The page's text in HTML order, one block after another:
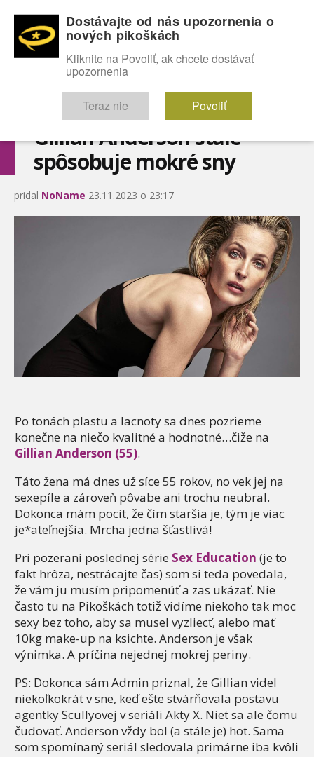
OMG! SEXICE
Gillian Anderson stále
spôsobuje mokré sny
pridal NoName 23.11.2023 o 23:17
Po tonách plastu a lacnoty sa dnes pozrieme
konečne na niečo kvalitné a hodnotné…čiže na
Gillian Anderson (55).
Táto žena má dnes už síce 55 rokov, no vek jej na
sexepíle a zároveň pôvabe ani trochu neubral.
Dokonca mám pocit, že čím staršia je, tým je viac
je*ateľnejšia. Mrcha jedna šťastlivá!
Pri pozeraní poslednej série Sex Education (je to
fakt hrôza, nestrácajte čas) som si teda povedala,
že vám ju musím pripomenúť a zas ukázať. Nie
často tu na Pikoškách totiž vidíme niekoho tak moc
sexy bez toho, aby sa musel vyzliecť, alebo mať
10kg make-up na ksichte. Anderson je však
výnimka. A príčina nejednej mokrej periny.
PS: Dokonca sám Admin priznal, že Gillian videl
niekoľkokrát v sne, keď ešte stvárňovala postavu
agentky Scullyovej v seriáli Akty X. Niet sa ale čomu
čudovať. Anderson vždy bol (a stále je) hot. Sama
som spomínaný seriál sledovala primárne iba kvôli
Dostávajte od nás upozornenia o
nových pikoškách
Kliknite na Povoliť, ak chcete dostávať
upozornenia
Teraz nie Povoliť